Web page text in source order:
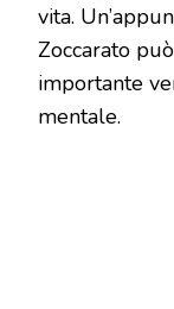
vita.
Zoccarato
importante
mentale.